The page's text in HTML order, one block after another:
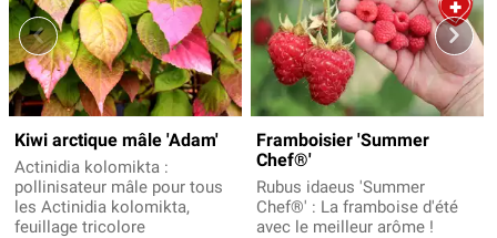
Kiwi arctique mâle 'Adam'
Actinidia kolomikta :
pollinisateur mâle pour tous
les Actinidia kolomikta,
feuillage tricolore
Framboisier 'Summer
Chef®'
Rubus idaeus 'Summer
Chef®' : La framboise d'été
avec le meilleur arôme !